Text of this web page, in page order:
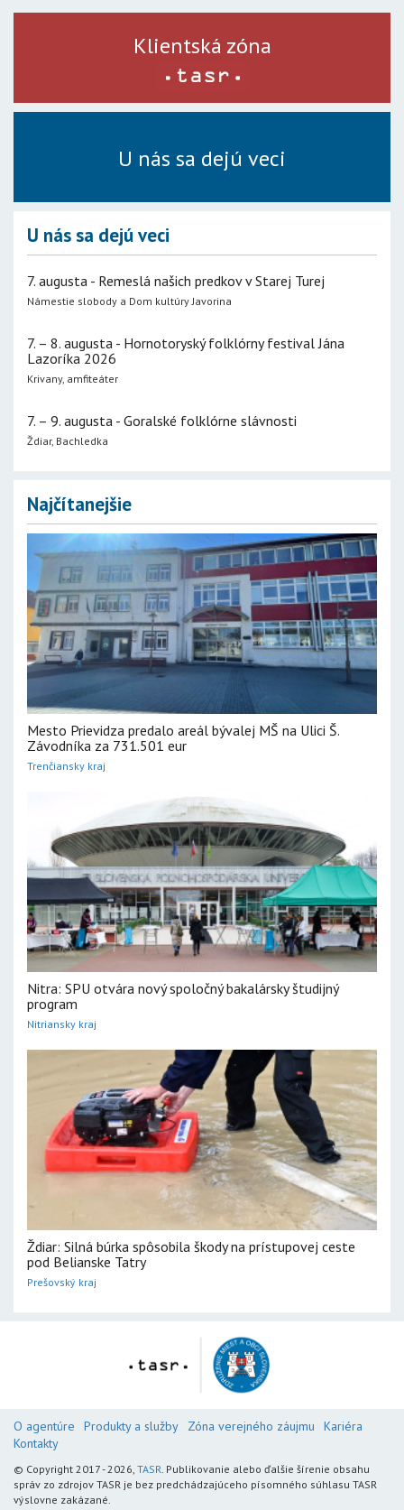
Klientská zóna
U nás sa dejú veci
U nás sa dejú veci
7. augusta - Remeslá našich predkov v Starej Turej
Námestie slobody a Dom kultúry Javorina
7. – 8. augusta - Hornotoryský folklórny festival Jána
Lazoríka 2026
Krivany, amfiteáter
7. – 9. augusta - Goralské folklórne slávnosti
Ždiar, Bachledka
Najčítanejšie
Mesto Prievidza predalo areál bývalej MŠ na Ulici Š.
Závodníka za 731.501 eur
Trenčiansky kraj
Nitra: SPU otvára nový spoločný bakalársky študijný
program
Nitriansky kraj
Ždiar: Silná búrka spôsobila škody na prístupovej ceste
pod Belianske Tatry
Prešovský kraj
O agentúre Produkty a služby Zóna verejného záujmu
Kariéra
Kontakty
© Copyright 2017 - 2026, TASR. Publikovanie alebo ďalšie šírenie obsahu
správ zo zdrojov TASR je bez predchádzajúceho písomného súhlasu TASR
výslovne zakázané.